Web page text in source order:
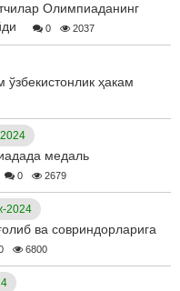
Олимпиаданинг
0 2037
ҳакам
медаль
0 2679
2024
ва совриндорларига
6800